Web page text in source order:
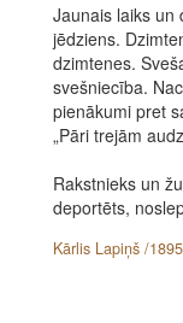
Jaunais laiks un
jēdziens.
dzimtenes.
svešniecība.
pienākumi pret
„Pāri trejām
Rakstnieks un
deportēts,
Kārlis Lapiņš /